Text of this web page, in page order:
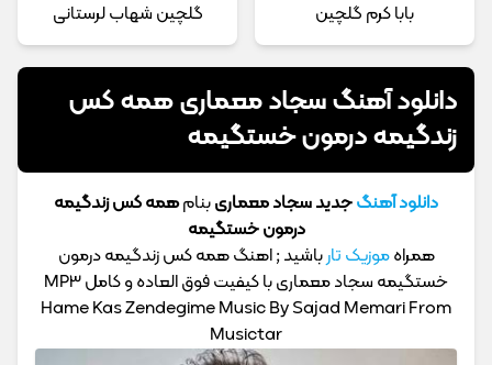
بابا کرم گلچین گلچین شهاب لرستانی
دانلود آهنگ سجاد معماری همه کس
زندگیمه درمون خستگیمه
دانلود آهنگجدید سجاد معماریبنامهمه کس زندگیمه
درمون خستگیمه
همراهموزیک تارباشید ; اهنگ همه کس زندگیمه درمون
خستگیمه سجاد معماری با کیفیت فوق العاده و کامل MP3
Hame Kas Zendegime Music By Sajad Memari From
Musictar